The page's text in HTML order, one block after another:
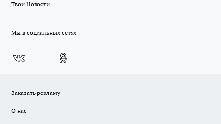
Твои Новости
Мы в социальных сетях
Заказать рекламу
О нас